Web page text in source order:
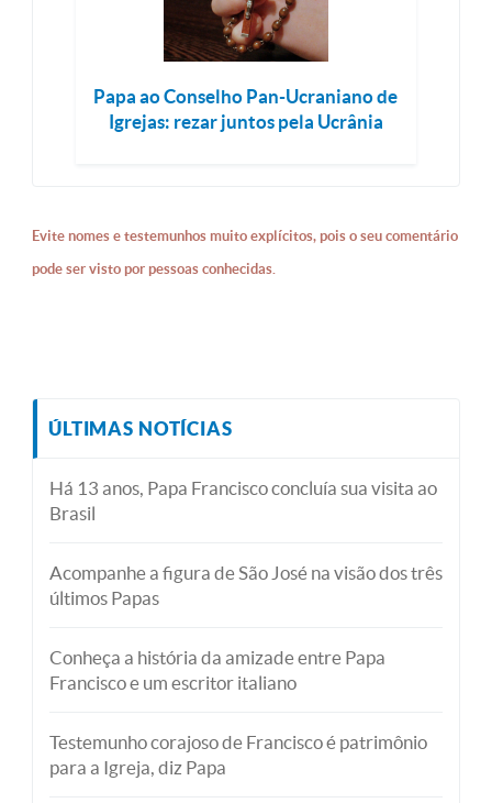
Papa ao Conselho Pan-Ucraniano de
Igrejas: rezar juntos pela Ucrânia
Evite nomes e testemunhos muito explícitos, pois o seu comentário
pode ser visto por pessoas conhecidas.
ÚLTIMAS NOTÍCIAS
Há 13 anos, Papa Francisco concluía sua visita ao
Brasil
Acompanhe a figura de São José na visão dos três
últimos Papas
Conheça a história da amizade entre Papa
Francisco e um escritor italiano
Testemunho corajoso de Francisco é patrimônio
para a Igreja, diz Papa